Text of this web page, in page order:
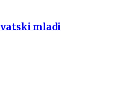
mladi